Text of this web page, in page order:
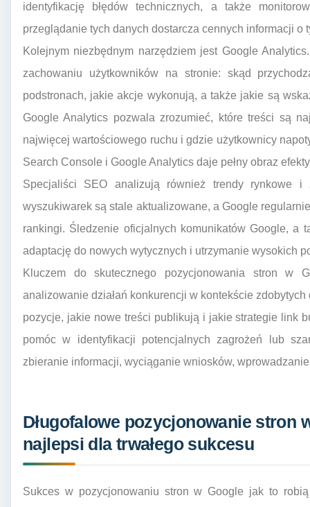
identyfikację błędów technicznych, a także
przeglądanie tych danych dostarcza cennych informacji o
Kolejnym niezbędnym narzędziem jest Google
zachowaniu użytkowników na stronie: skąd
podstronach, jakie akcje wykonują, a także jakie są
Google Analytics pozwala zrozumieć, które treści są
najwięcej wartościowego ruchu i gdzie użytkownicy
Search Console i Google Analytics daje pełny obraz
Specjaliści SEO analizują również trendy rynkowe i
wyszukiwarek są stale aktualizowane, a Google
rankingi. Śledzenie oficjalnych komunikatów Google, a
adaptację do nowych wytycznych i utrzymanie wysokich
Kluczem do skutecznego pozycjonowania stron
analizowanie działań konkurencji w kontekście
pozycje, jakie nowe treści publikują i jakie strategie link
pomóc w identyfikacji potencjalnych zagrożeń lub
zbieranie informacji, wyciąganie wniosków,
Długofalowe pozycjonowanie stron
najlepsi dla trwałego sukcesu
Sukces w pozycjonowaniu stron w Google jak to